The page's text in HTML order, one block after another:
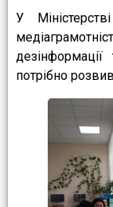
У
потрібно